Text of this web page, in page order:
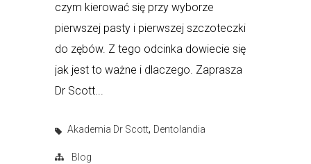
czym kierować się przy wyborze
pierwszej pasty i pierwszej szczoteczki
do zębów. Z tego odcinka dowiecie się
jak jest to ważne i dlaczego. Zaprasza
Dr Scott...
Akademia Dr Scott, Dentolandia
Blog